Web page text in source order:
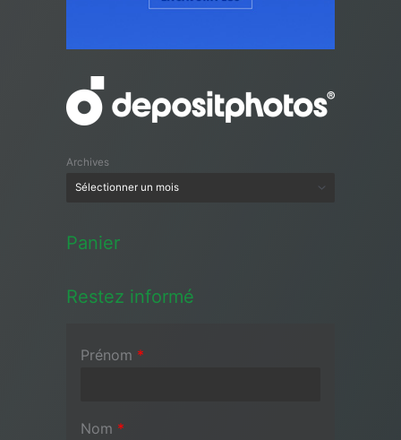
Archives
Panier
Restez informé
Prénom *
Nom *